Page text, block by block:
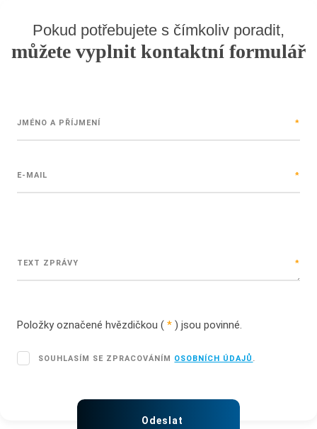
Pokud potřebujete s čímkoliv poradit,
můžete vyplnit kontaktní formulář
JMÉNO A PŘÍJMENÍ *
E-MAIL *
TEXT ZPRÁVY *
Položky označené hvězdičkou ( * ) jsou povinné.
SOUHLASÍM
SE
SOUHLASÍM SE ZPRACOVÁNÍM OSOBNÍCH ÚDAJŮ
Odeslat